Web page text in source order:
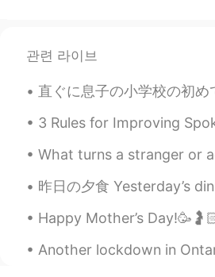
관련 라이브
直ぐに息子の小学校の初めて週間が終わる My son’s first week at elementary school will end
3 Rules for Improving Spoken English Have you been
What turns a stranger or acquaintance into a friend? Do you
昨日の夕食 Yesterday’s dinner 昨夜、ハムバーガをバーベキューで焼いた Last
Happy Mother’s Day!🥳🤰🏻 I ate so much grilled 🥩 + 🍗 that
Another lockdown in Ontario🇨🇦🍁...but I'm all set to stay